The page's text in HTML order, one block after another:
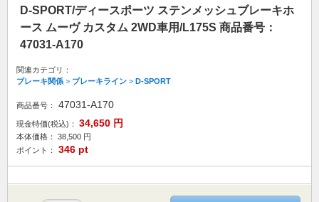
D-SPORT/ディースポーツ ステンメッシュブレーキホ
ース ムーヴ カスタム 2WD車用/L175S 商品番号：
47031-A170
関連カテゴリ：
ブレーキ関係 > ブレーキライン > D-SPORT
商品番号： 47031-A170
現金特価(税込)： 34,650 円
本体価格： 38,500 円
ポイント：
346 pt